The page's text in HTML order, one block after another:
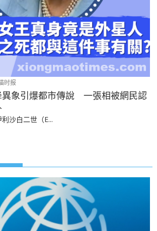
时报
異象引爆都市傳說 一張相被網民認
利沙白二世（E...